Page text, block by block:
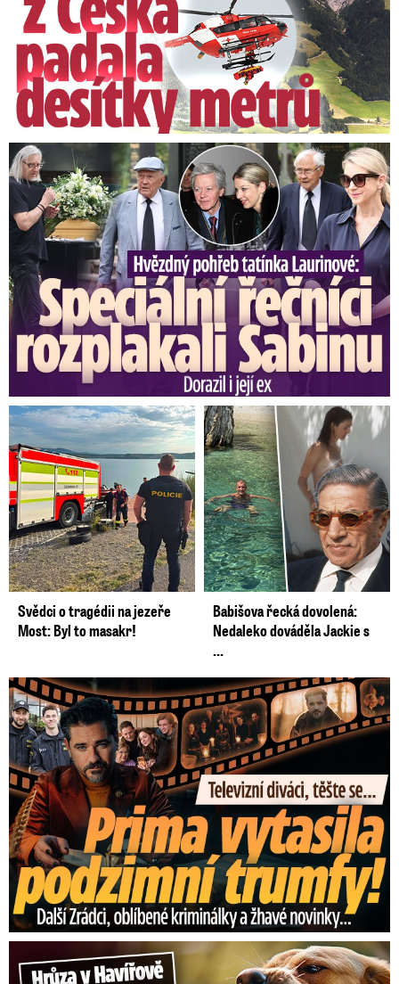
Speciální řečníci nad rakví Laurina: Rozbrečeli i dceru
Svědci o tragédii na jezeře
Most: Byl to masakr!
Babišova řecká dovolená:
Nedaleko dováděla Jackie s
...
Prima vytasila podzimní trumfy! Další Zrádci a žhavé novinky
Hrůza v Havířově: Pes pokousal chlapečka (2) ve tváři!